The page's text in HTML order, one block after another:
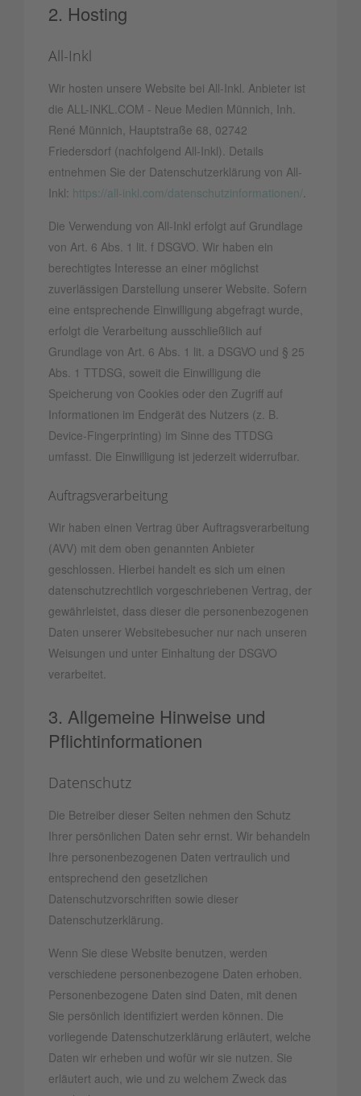
2. Hosting
All-Inkl
Wir hosten unsere Website bei All-Inkl. Anbieter ist
die ALL-INKL.COM - Neue Medien Münnich, Inh.
René Münnich, Hauptstraße 68, 02742
Friedersdorf (nachfolgend All-Inkl). Details
entnehmen Sie der Datenschutzerklärung von All-
Inkl: https://all-inkl.com/datenschutzinformationen/.
Die Verwendung von All-Inkl erfolgt auf Grundlage
von Art. 6 Abs. 1 lit. f DSGVO. Wir haben ein
berechtigtes Interesse an einer möglichst
zuverlässigen Darstellung unserer Website. Sofern
eine entsprechende Einwilligung abgefragt wurde,
erfolgt die Verarbeitung ausschließlich auf
Grundlage von Art. 6 Abs. 1 lit. a DSGVO und § 25
Abs. 1 TTDSG, soweit die Einwilligung die
Speicherung von Cookies oder den Zugriff auf
Informationen im Endgerät des Nutzers (z. B.
Device-Fingerprinting) im Sinne des TTDSG
umfasst. Die Einwilligung ist jederzeit widerrufbar.
Auftragsverarbeitung
Wir haben einen Vertrag über Auftragsverarbeitung
(AVV) mit dem oben genannten Anbieter
geschlossen. Hierbei handelt es sich um einen
datenschutzrechtlich vorgeschriebenen Vertrag, der
gewährleistet, dass dieser die personenbezogenen
Daten unserer Websitebesucher nur nach unseren
Weisungen und unter Einhaltung der DSGVO
verarbeitet.
3. Allgemeine Hinweise und
Pflicht­informationen
Datenschutz
Die Betreiber dieser Seiten nehmen den Schutz
Ihrer persönlichen Daten sehr ernst. Wir behandeln
Ihre personenbezogenen Daten vertraulich und
entsprechend den gesetzlichen
Datenschutzvorschriften sowie dieser
Datenschutzerklärung.
Wenn Sie diese Website benutzen, werden
verschiedene personenbezogene Daten erhoben.
Personenbezogene Daten sind Daten, mit denen
Sie persönlich identifiziert werden können. Die
vorliegende Datenschutzerklärung erläutert, welche
Daten wir erheben und wofür wir sie nutzen. Sie
erläutert auch, wie und zu welchem Zweck das